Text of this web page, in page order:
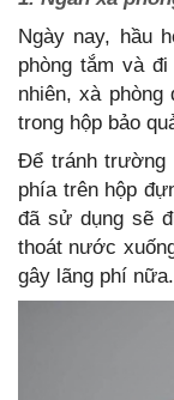
Ngày nay, hầu
phòng tắm và
nhiên, xà
trong hộp bảo
Để tránh trường
phía trên hộp
đã sử dụng sẽ
thoát nước
gây lãng phí nữa.